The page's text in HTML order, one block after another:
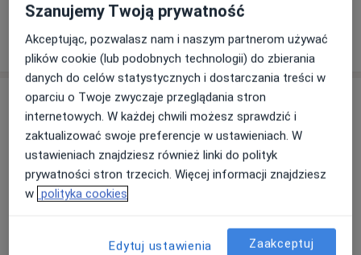
Szukaj specjalistów według ubezpieczenia
Opinie
Dodaj swoją opinię
Szanujemy Twoją prywatność
Akceptując, pozwalasz nam i naszym partnerom używać
plików cookie (lub podobnych technologii) do zbierania
danych do celów statystycznych i dostarczania treści w
oparciu o Twoje zwyczaje przeglądania stron
internetowych. W każdej chwili możesz sprawdzić i
zaktualizować swoje preferencje w ustawieniach. W
ustawieniach znajdziesz również linki do polityk
prywatności stron trzecich. Więcej informacji znajdziesz
w polityka cookies
Edytuj ustawienia Zaakceptuj